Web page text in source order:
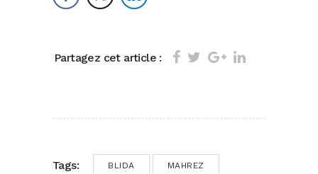
Partagez cet article :
Tags: BLIDA MAHREZ